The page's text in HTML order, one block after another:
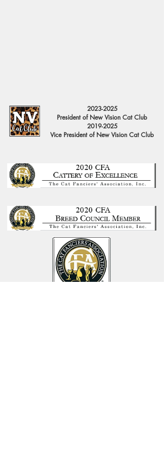
2023-2025
President of New Vision Cat Club
2019-2025
Vice President of New Vision Cat Club